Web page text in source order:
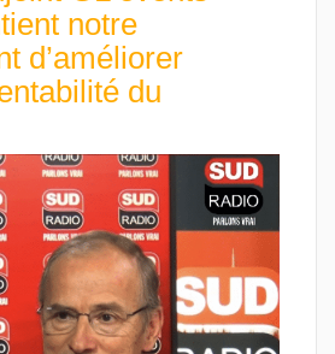
notre
d’améliorer
du